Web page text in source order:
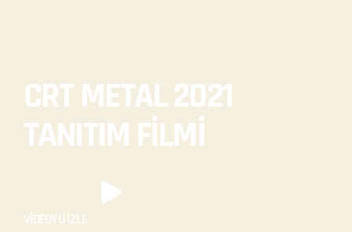
CRT METAL 2021
TANITIM FİLMİ
VİDEOYU İZLE